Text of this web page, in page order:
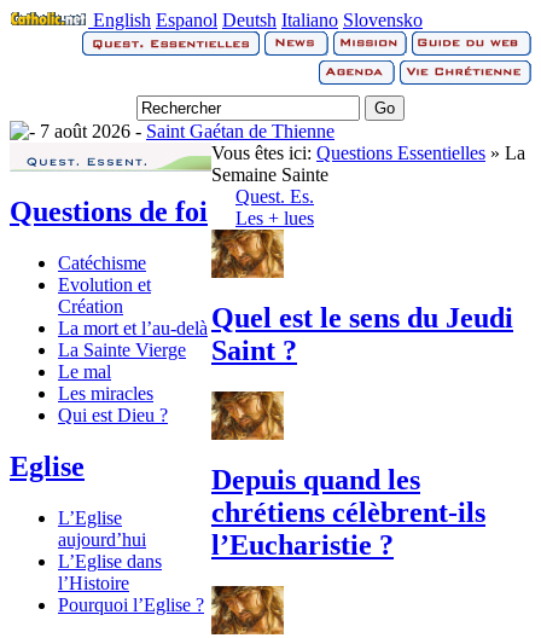
English Espanol Deutsh Italiano Slovensko
7 août 2026 - Saint Gaétan de Thienne
Questions de foi
Catéchisme
Evolution et
Création
La mort et l’au-delà
La Sainte Vierge
Le mal
Les miracles
Qui est Dieu ?
Eglise
L’Eglise
aujourd’hui
L’Eglise dans
l’Histoire
Pourquoi l’Eglise ?
Vous êtes ici: Questions Essentielles » La
Semaine Sainte
Quest. Es.
Les + lues
Quel est le sens du Jeudi
Saint ?
Depuis quand les
chrétiens célèbrent-ils
l’Eucharistie ?